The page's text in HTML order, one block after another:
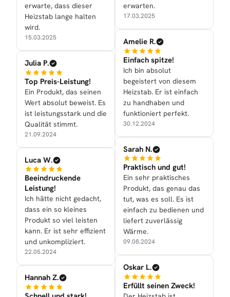
erwarte, dass dieser
Heizstab lange halten
wird.
15.03.2025
Julia P.
Top Preis-Leistung!
Ein Produkt, das seinen
Wert absolut beweist. Es
ist leistungsstark und die
Qualität stimmt.
21.09.2024
Luca W.
Beeindruckende
Leistung!
Ich hätte nicht gedacht,
dass ein so kleines
Produkt so viel leisten
kann. Er ist sehr effizient
und unkompliziert.
22.05.2024
Hannah Z.
erwarten.
17.03.2025
Amelie R.
Einfach spitze!
Ich bin absolut
begeistert von diesem
Heizstab. Er ist einfach
zu handhaben und
funktioniert perfekt.
30.12.2024
Sarah N.
Praktisch und gut!
Ein sehr praktisches
Produkt, das genau das
tut, was es soll. Es ist
einfach zu bedienen und
liefert zuverlässig
Wärme.
09.08.2024
Oskar L.
Erfüllt seinen Zweck!